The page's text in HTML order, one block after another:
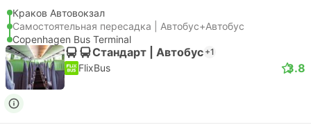
Краков Автовокзал
Самостоятельная пересадка | Автобус+Автобус
Copenhagen Bus Terminal
Стандарт | Автобус +1
FlixBus 3.8